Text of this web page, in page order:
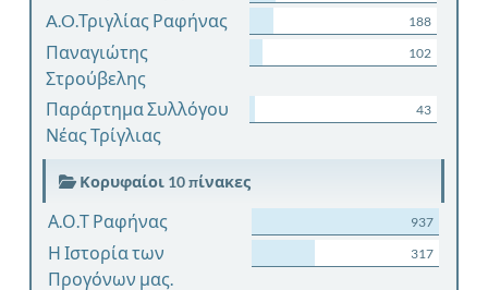
A.O.Τριγλίας Ραφήνας 188
Παναγιώτης
Στρούβελης
102
Παράρτημα Συλλόγου
Νέας Τρίγλιας
43
Κορυφαίοι 10 πίνακες
Α.Ο.Τ Ραφήνας 937
Η Ιστορία των
Προγόνων μας.
317